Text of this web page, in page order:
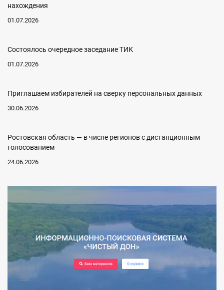
нахождения
01.07.2026
Состоялось очередное заседание ТИК
01.07.2026
Приглашаем избирателей на сверку персональных данных
30.06.2026
Ростовская область — в числе регионов с дистанционным
голосованием
24.06.2026